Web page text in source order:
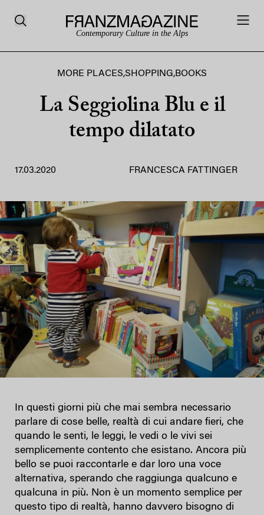
Contemporary Culture in the Alps
MORE PLACES,SHOPPING,BOOKS
La Seggiolina Blu e il
tempo dilatato
17.03.2020 FRANCESCA FATTINGER
In questi giorni più che mai sembra necessario
parlare di cose belle, realtà di cui andare fieri, che
quando le senti, le leggi, le vedi o le vivi sei
semplicemente contento che esistano. Ancora più
bello se puoi raccontarle e dar loro una voce
alternativa, sperando che raggiunga qualcuno e
qualcuna in più. Non è un momento semplice per
questo tipo di realtà, hanno davvero bisogno di